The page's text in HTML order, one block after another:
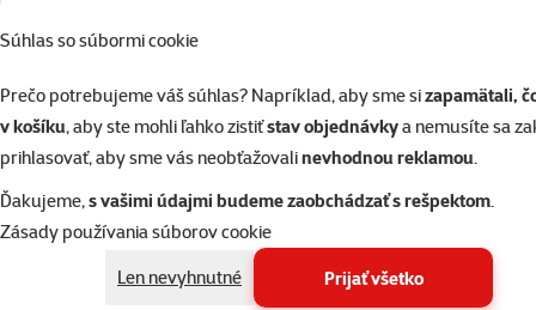
Súhlas so súbormi cookie
Prečo potrebujeme váš súhlas? Napríklad, aby sme sizapamätali,
v košíku, aby ste mohli ľahko zistiťstav objednávkya nemusíte sa
prihlasovať, aby sme vás neobťažovalinevhodnou reklamou.
Ďakujeme,s vašimi údajmi budeme zaobchádzať s rešpektom.
Zásady používania súborov cookie
Len nevyhnutné
Prijať všetko
Brit Premium
0
Brit Premium by Nature
0
Busy Buddy
0
Calibra
0